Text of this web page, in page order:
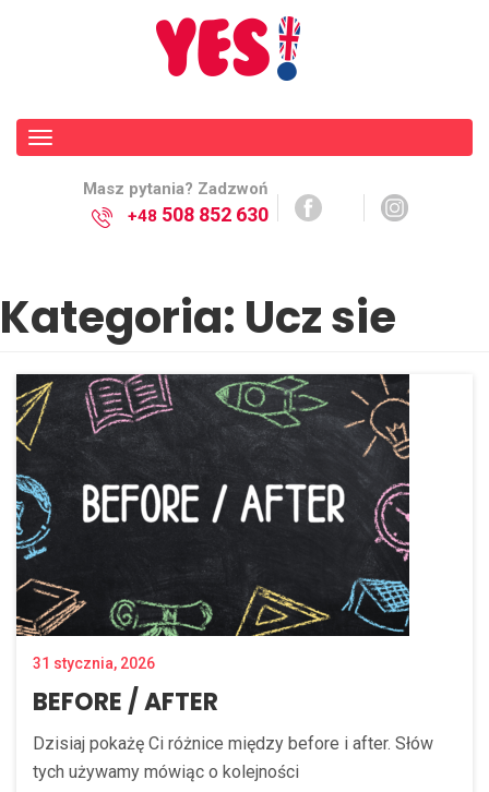
navigation
Masz pytania? Zadzwoń
+48 508 852 630
Kategoria: Ucz sie
31 stycznia, 2026
BEFORE / AFTER
Dzisiaj pokażę Ci różnice między before i after. Słów
tych używamy mówiąc o kolejności